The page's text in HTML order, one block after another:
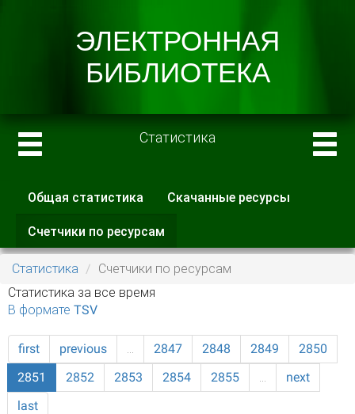
Статистика
Главные вкладки
Общая статистика Скачанные ресурсы
Счетчики по ресурсам
вкладка)
Статистика
Счетчики по ресурсам
Статистика за все время
В формате TSV
first previous … 2847 2848 2849
2850
2851
2852 2853 2854 2855 …
next
last